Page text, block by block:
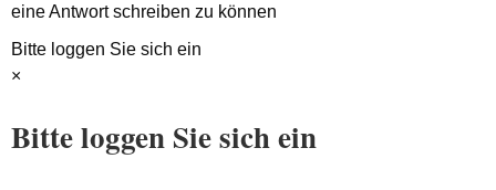
eine Antwort schreiben zu können
Bitte loggen Sie sich ein
×
Bitte loggen Sie sich ein